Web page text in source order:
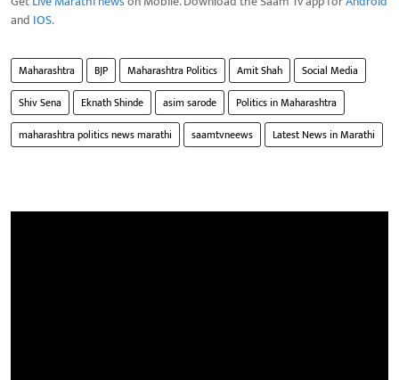
and IOS.
Maharashtra BJP Maharashtra Politics Amit Shah
Social Media
Shiv Sena
Eknath Shinde asim sarode
Politics in Maharashtra
maharashtra politics news marathi
saamtvneews Latest News in Marathi